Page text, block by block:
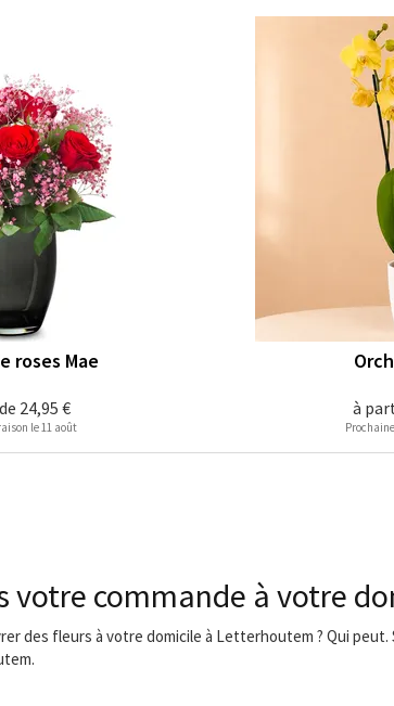
24,95 €
roses Mae
le 11 août
à
votre commande à votre
des fleurs à votre domicile à Letterhoutem ? Qui